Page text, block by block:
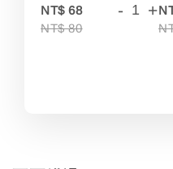
NT$ 68
NT$ 80
- +